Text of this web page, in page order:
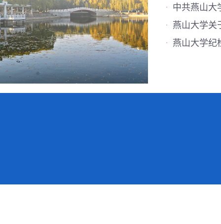
· 中共燕山大
· 燕山大学关
· 燕山大学纪